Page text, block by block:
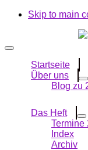
Skip to main
Startseite
Über uns
Blog zu
Das Heft
Termine
Index
Archiv